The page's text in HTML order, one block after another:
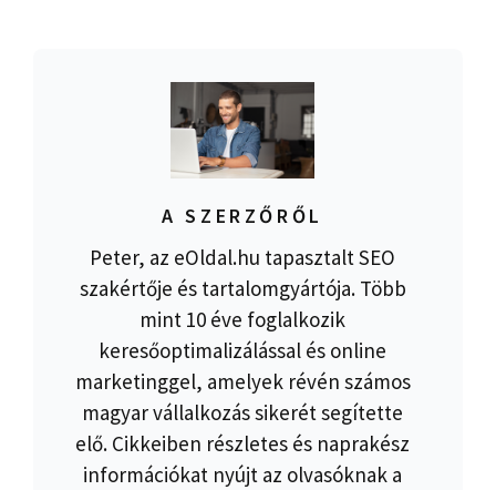
A SZERZŐRŐL
Peter, az eOldal.hu tapasztalt SEO
szakértője és tartalomgyártója. Több
mint 10 éve foglalkozik
keresőoptimalizálással és online
marketinggel, amelyek révén számos
magyar vállalkozás sikerét segítette
elő. Cikkeiben részletes és naprakész
információkat nyújt az olvasóknak a